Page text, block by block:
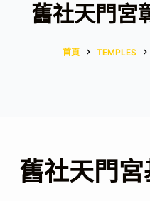
舊社天門宮
首頁 TEMPLES
舊社天門